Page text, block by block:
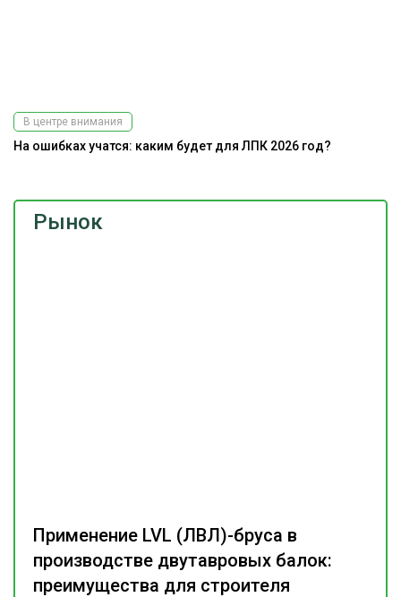
Рынок
Применение LVL (ЛВЛ)-бруса в
производстве двутавровых балок:
преимущества для строителя
В центре внимания
На ошибках учатся: каким будет для ЛПК 2026 год?